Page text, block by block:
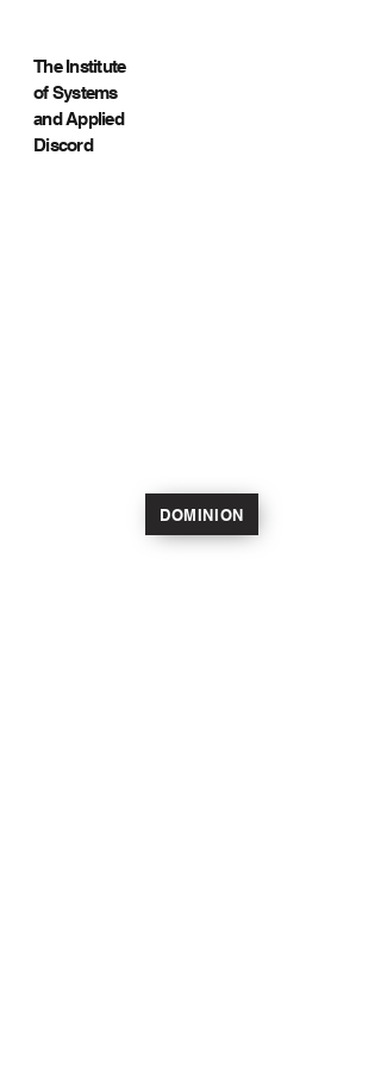
The Institute
of Systems
and Applied
Discord
DOMINION